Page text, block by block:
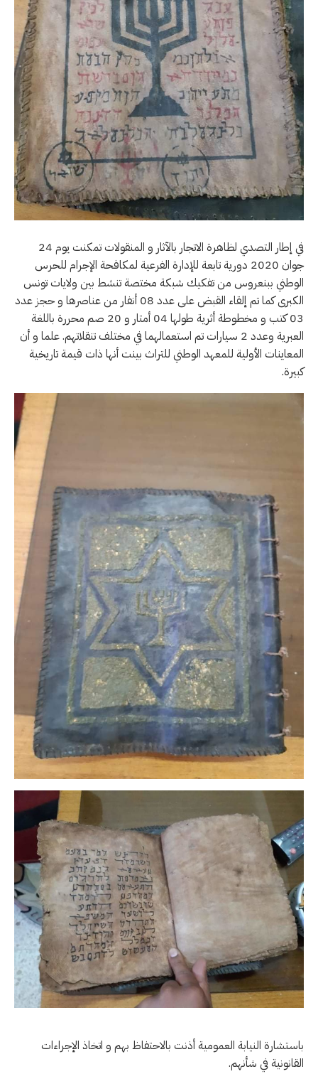
في إطار التصدي لظاهرة الاتجار بالآثار و المنقولات تمكنت يوم 24
جوان 2020 دورية تابعة للإدارة الفرعية لمكافحة الإجرام للحرس
الوطني ببنعروس من تفكيك شبكة مختصة تنشط بين ولايات تونس
الكبرى كما تم إلقاء القبض على عدد 08 أنفار من عناصرها و حجز عدد
03 كتب و مخطوطة أثرية طولها 04 أمتار و 20 صم محررة باللغة
العبرية وعدد 2 سيارات تم استعمالهما في مختلف تنقلاتهم. علما و أن
المعاينات الأولية للمعهد الوطني للتراث بينت أنها ذات قيمة تاريخية
كبيرة.
باستشارة النيابة العمومية أذنت بالاحتفاظ بهم و اتخاذ الإجراءات
القانونية في شأنهم.